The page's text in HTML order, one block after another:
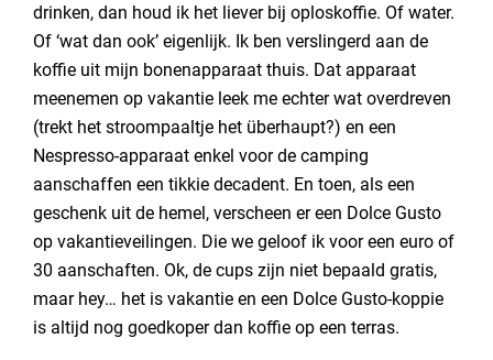
drinken, dan houd ik het liever bij oploskoffie. Of water.
Of ‘wat dan ook’ eigenlijk. Ik ben verslingerd aan de
koffie uit mijn bonenapparaat thuis. Dat apparaat
meenemen op vakantie leek me echter wat overdreven
(trekt het stroompaaltje het überhaupt?) en een
Nespresso-apparaat enkel voor de camping
aanschaffen een tikkie decadent. En toen, als een
geschenk uit de hemel, verscheen er een Dolce Gusto
op vakantieveilingen. Die we geloof ik voor een euro of
30 aanschaften. Ok, de cups zijn niet bepaald gratis,
maar hey… het is vakantie en een Dolce Gusto-koppie
is altijd nog goedkoper dan koffie op een terras.